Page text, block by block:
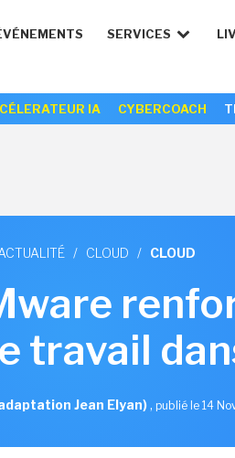
SERVICES
IA CYBERCOACH
/ CLOUD / CLOUD
travail
Jean Elyan), publié le 14